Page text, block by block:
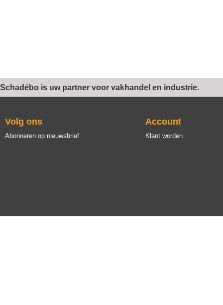
Schadébo is uw partner voor vakhandel en industrie.
Volg ons
Abonneren op nieuwsbrief
Account
Klant worden